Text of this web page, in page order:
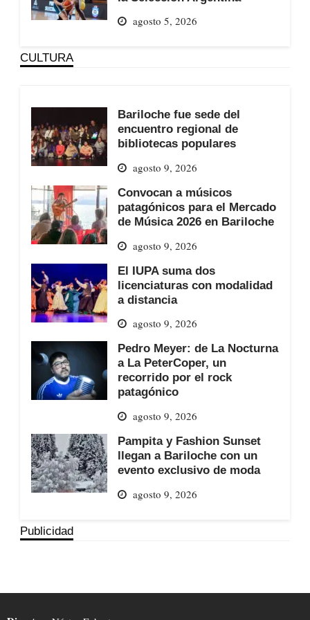
agosto 5, 2026
CULTURA
Bariloche fue sede del
encuentro regional de
bibliotecas populares
agosto 9, 2026
Convocan a músicos
patagónicos para el Mercado
de Música 2026 en Bariloche
agosto 9, 2026
El IUPA suma dos
licenciaturas con modalidad
a distancia
agosto 9, 2026
Pedro Meyer: de La Nocturna
a La PeterCoper, un
recorrido por el rock
patagónico
agosto 9, 2026
Pampita y Fashion Sunset
llegan a Bariloche con un
evento exclusivo de moda
agosto 9, 2026
Publicidad